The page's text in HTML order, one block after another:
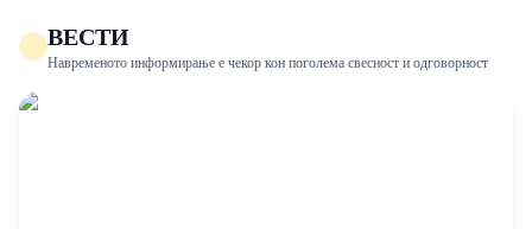
ВЕСТИ
Навременото информирање е чекор кон поголема свесност и одговорност